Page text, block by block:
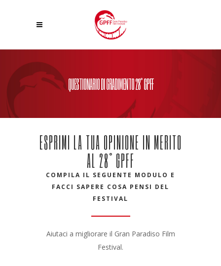
QUESTIONARIO DI GRADIMENTO 28° GPFF
ESPRIMI LA TUA OPINIONE IN MERITO
AL 28° GPFF
COMPILA IL SEGUENTE MODULO E
FACCI SAPERE COSA PENSI DEL
FESTIVAL
Aiutaci a migliorare il Gran Paradiso Film
Festival.